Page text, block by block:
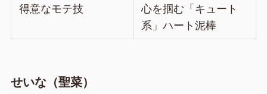
得意なモテ技
心を掴む「キュート
系」ハート泥棒
せいな（聖菜）